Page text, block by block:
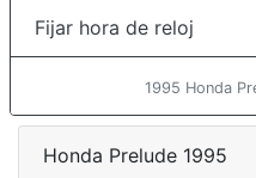
Fijar hora de reloj
1995 Honda
Honda Prelude 1995